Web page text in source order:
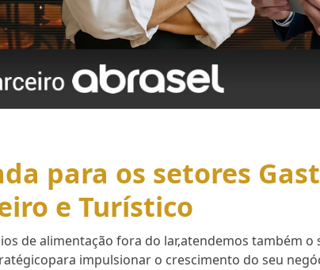
para os setores
e Turístico
de alimentação fora do lar,atendemos também
impulsionar o crescimento do seu